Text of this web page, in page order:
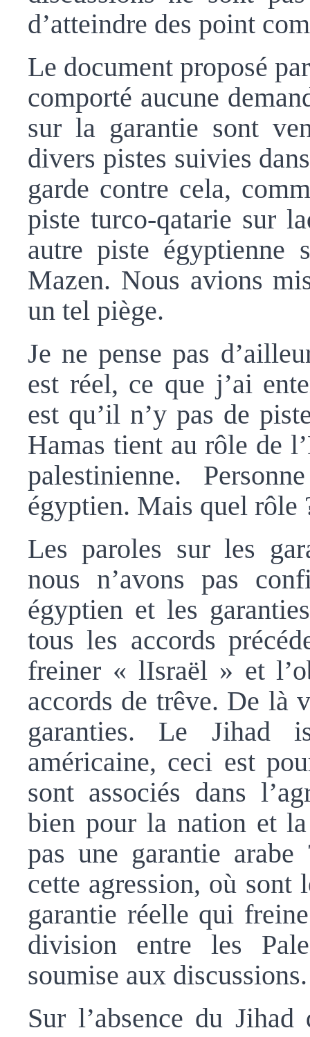
d’atteindre des point
Le document proposé
comporté aucune
sur la garantie sont
divers pistes suivies
garde contre cela,
piste turco-qatarie sur
autre piste égyptienne
Mazen. Nous avions
un tel piège.
Je ne pense pas
est réel, ce que j’ai
est qu’il n’y pas de
Hamas tient au rôle de
palestinienne.
égyptien. Mais quel rôle
Les paroles sur les
nous n’avons pas
égyptien et les
tous les accords
freiner « lIsraël » et
accords de trêve. De là
garanties. Le Jihad
américaine, ceci est
sont associés dans
bien pour la nation et
pas une garantie
cette agression, où sont
garantie réelle qui
division entre les
soumise aux discussions.
Sur l’absence du